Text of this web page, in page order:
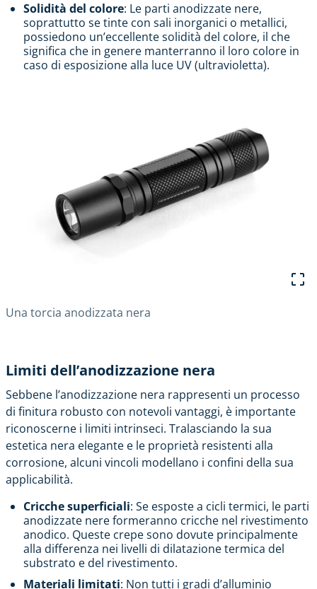
Solidità del colore: Le parti anodizzate nere,
soprattutto se tinte con sali inorganici o metallici,
possiedono un’eccellente solidità del colore, il che
significa che in genere manterranno il loro colore in
caso di esposizione alla luce UV (ultravioletta).
Una torcia anodizzata nera
Limiti dell’anodizzazione nera
Sebbene l’anodizzazione nera rappresenti un processo
di finitura robusto con notevoli vantaggi, è importante
riconoscerne i limiti intrinseci. Tralasciando la sua
estetica nera elegante e le proprietà resistenti alla
corrosione, alcuni vincoli modellano i confini della sua
applicabilità.
Cricche superficiali: Se esposte a cicli termici, le parti
anodizzate nere formeranno cricche nel rivestimento
anodico. Queste crepe sono dovute principalmente
alla differenza nei livelli di dilatazione termica del
substrato e del rivestimento.
Materiali limitati: Non tutti i gradi d’alluminio